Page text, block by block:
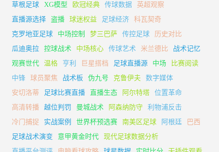
草根足球
XG模型 欧冠经典 传球数据
英超观察
直播源选择
盗播 球迷权益 足球经济
科瓦契奇
克罗地亚足球
中场控制 梦三巴萨 传控足球
历史对比
瓜迪奥拉
控球战术 中场核心 传球艺术 米兰德比
战术记忆
观赛世代
温格 亨利 巨星搭档 足球直播源 中场
比赛阅读
中锋
球员聚焦 战术板 伪九号 克鲁伊夫
数字媒体
安切洛蒂
足球比赛直播 直播生态 阿尔特塔
位置革命
高清转播
越位判罚 曼城战术 阿森纳防守
利物浦反击
冷门捕捉
实战案例 世界杯预选赛 南美区足球 阿根廷
巴西
足球战术演变
意甲黄金时代
现代足球数据分析